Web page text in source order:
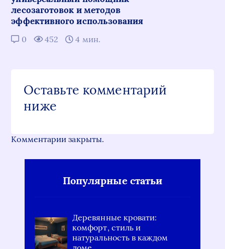
лесозаготовок и методов
эффективного использования
0 452 4 мин.
Оставьте комментарий
ниже
Комментарии закрыты.
Популярные статьи
Деревянные кровати:
комфорт, стиль и
натуральность в каждом